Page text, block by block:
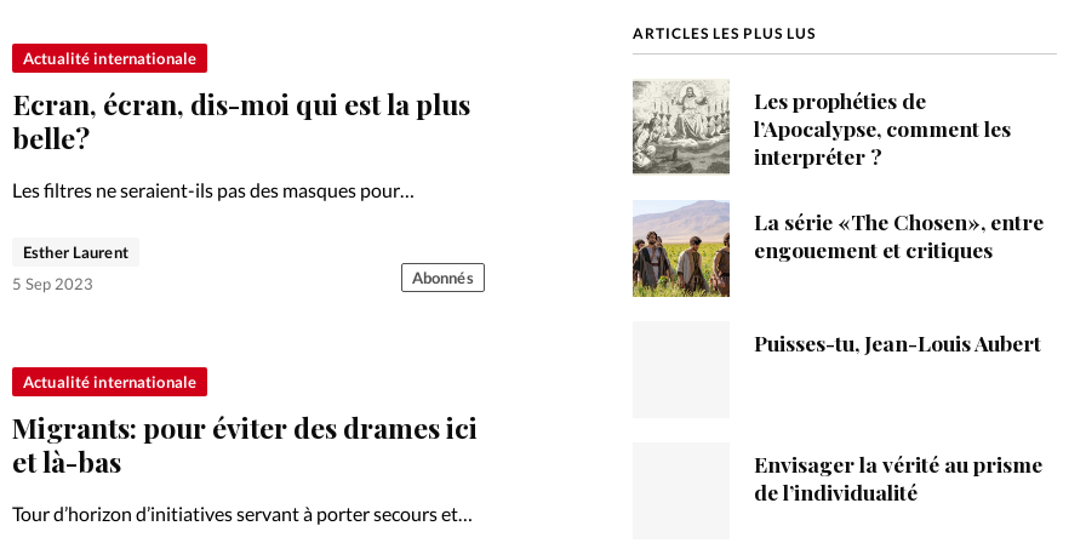
Opinions
Changemement d'adresse
Actualité internationale
Ecran, écran, dis-moi qui est la plus
belle?
Les filtres ne seraient-ils pas des masques pour
table d’opération? Second volet du point de vue.
Esther Laurent
5 Sep 2023
Abonnés
Actualité internationale
Migrants: pour éviter des drames ici
et là-bas
Tour d’horizon d’initiatives servant à porter secours et
ARTICLES LES PLUS LUS
Les prophéties de
l’Apocalypse, comment les
interpréter ?
La série «The Chosen», entre
engouement et critiques
Puisses-tu, Jean-Louis Aubert
Envisager la vérité au prisme
de l’individualité